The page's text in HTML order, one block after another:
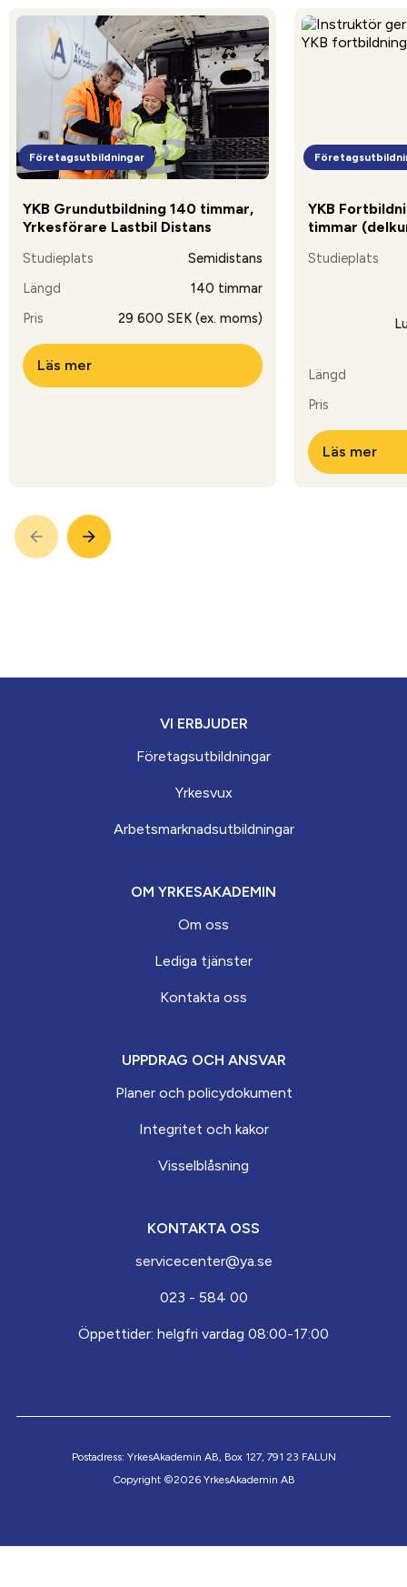
Företagsutbildningar
YKB Grundutbildning 140 timmar,
Yrkesförare Lastbil Distans
Studieplats
Semidistans
Längd
140 timmar
Pris
29 600 SEK (ex. moms)
Läs mer
YKB
timmar
Studieplats
Längd
Pris
Läs mer
VI ERBJUDER
Företagsutbildningar
Yrkesvux
Arbets­marknads­­utbildningar
OM YRKESAKADEMIN
Om oss
Lediga tjänster
Kontakta oss
UPPDRAG OCH ANSVAR
Planer och policydokument
Integritet och kakor
Visselblåsning
KONTAKTA OSS
servicecenter@ya.se
023 - 584 00
Öppettider: helgfri vardag 08:00-17:00
Copyright ©2026 YrkesAkademin AB
Postadress: YrkesAkademin AB, Box 127, 791 23 FALUN